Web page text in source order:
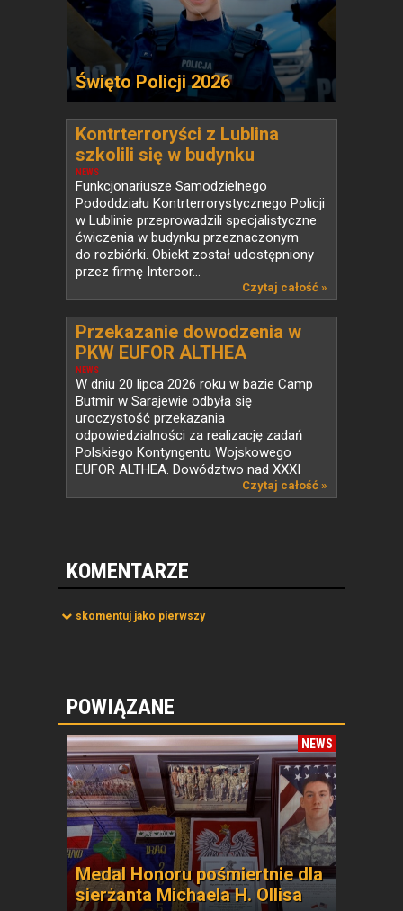
Święto Policji 2026
NEWS
Kontrterroryści z Lublina
szkolili się w budynku
przeznaczonym do rozbiórki
Funkcjonariusze Samodzielnego
Pododdziału Kontrterrorystycznego Policji
w Lublinie przeprowadzili specjalistyczne
ćwiczenia w budynku przeznaczonym
do rozbiórki. Obiekt został udostępniony
przez firmę Intercor...
Czytaj całość »
NEWS
Przekazanie dowodzenia w
PKW EUFOR ALTHEA
W dniu 20 lipca 2026 roku w bazie Camp
Butmir w Sarajewie odbyła się
uroczystość przekazania
odpowiedzialności za realizację zadań
Polskiego Kontyngentu Wojskowego
EUFOR ALTHEA. Dowództwo nad XXXI
Czytaj całość »
KOMENTARZE
skomentuj jako pierwszy
POWIĄZANE
NEWS
Medal Honoru pośmiertnie dla
sierżanta Michaela H. Ollisa